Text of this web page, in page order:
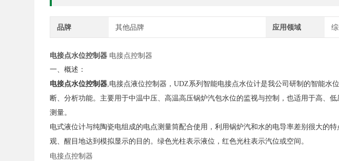
品牌 其他品牌 应用领域
电接点水位控制器 电接点控制器
一、概述：
电接点水位控制器,电接点液位控制器，UDZ系列智能电接点水位计是我公司研制的智能水
断、分析功能。主要用于中温中压、高温高压锅炉汽包水位的监视与控制，也适用于高、
测量。
电式液位计与纯陶瓷电组成的电点测量筒配合使用，利用锅炉汽和水的电导率差别很大的
观、醒目地达到模拟显示的目的。绿色光柱表示液位，红色光柱表示汽位或空间。
电接点控制器